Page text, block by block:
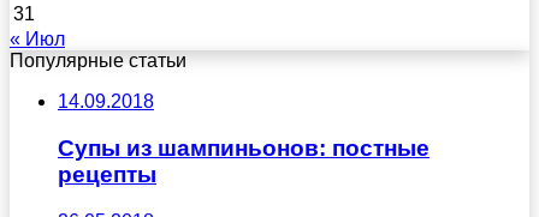
31
« Июл
Популярные статьи
14.09.2018
Супы из шампиньонов: постные
рецепты